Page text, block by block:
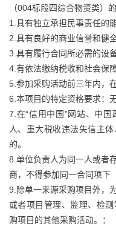
（004标段四综合物资类）
1.具有独立承担民事责任的能
2.具有良好的商业信誉和健
3.具有履行合同所必需的设
4.有依法缴纳税收和社会保
5.参加采购活动前三年内，
6.本项目的特定资格要求：无
7.在“信用中国”网站、中
人、重大税收违法失信主
的。
8.单位负责人为同一人或者
商，不得参加同一合同项下
9.除单一来源采购项目外，
或者项目管理、监理、检
购项目的其他采购活动。：